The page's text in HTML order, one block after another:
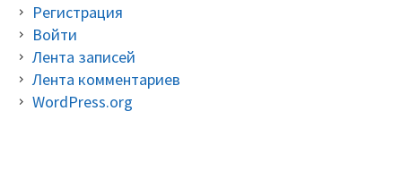
Регистрация
Войти
Лента записей
Лента комментариев
WordPress.org